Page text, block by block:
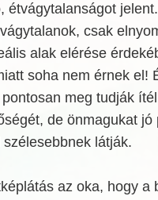
étvágytalanságot
csak
alak elérése
soha nem érnek el!
meg tudják
de önmagukat jó
látják.
az oka, hogy a